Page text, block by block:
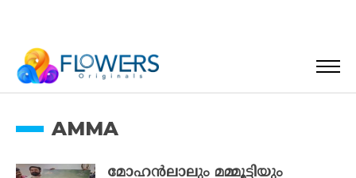
AMMA
മോഹൻലാലും മമ്മൂട്ടിയും